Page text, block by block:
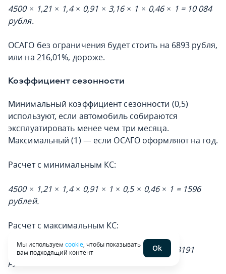
4500 × 1,21 × 1,4 × 0,91 × 3,16 × 1 × 0,46 × 1 = 10 084
рубля.
ОСАГО без ограничения будет стоить на 6893 рубля,
или на 216,01%, дороже.
Коэффициент сезонности
Минимальный коэффициент сезонности (0,5)
используют, если автомобиль собираются
эксплуатировать менее чем три месяца.
Максимальный (1) — если ОСАГО оформляют на год.
Расчет с минимальным КС:
4500 × 1,21 × 1,4 × 0,91 × 1 × 0,5 × 0,46 × 1 = 1596
рублей.
Расчет с максимальным КС:
4500 × 1,21 × 1,4 × 0,91 × 1 × 1 × 0,46 × 1 = 3191
рубль
Мы используем cookie , чтобы показывать
вам подходящий контент
Ok